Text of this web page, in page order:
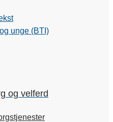
unge (BTI)
og velferd